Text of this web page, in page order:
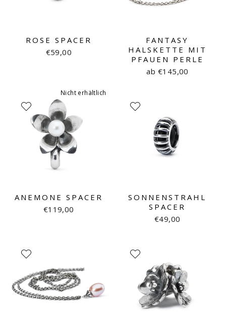
ROSE SPACER
€59,00
FANTASY
HALSKETTE MIT
PFAUEN PERLE
ab €145,00
Nicht erhältlich
ANEMONE SPACER
€119,00
SONNENSTRAHL
SPACER
€49,00